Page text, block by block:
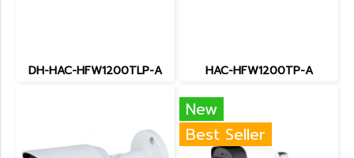
DH-HAC-HFW1200TLP-A HAC-HFW1200TP-A
New
Best Seller